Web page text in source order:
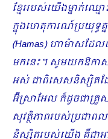
ខ្មែររបស់យើងម្នាក់ឈ្
ក្នុងហេតុការណ៍ប្រយុទ្ធ
(Hamas) ហាម៉ាសដែលច
មកនេះ។ សូមយកឱកា
អស់ ជាពិសេសនិស្សិតដ
អ៊ីស្រាអែល ក៏ដូចជាគ្រួស
សុវត្ថិភាពរបស់ប្រជា
និស្សិតរបស់យើង គឺជាអ